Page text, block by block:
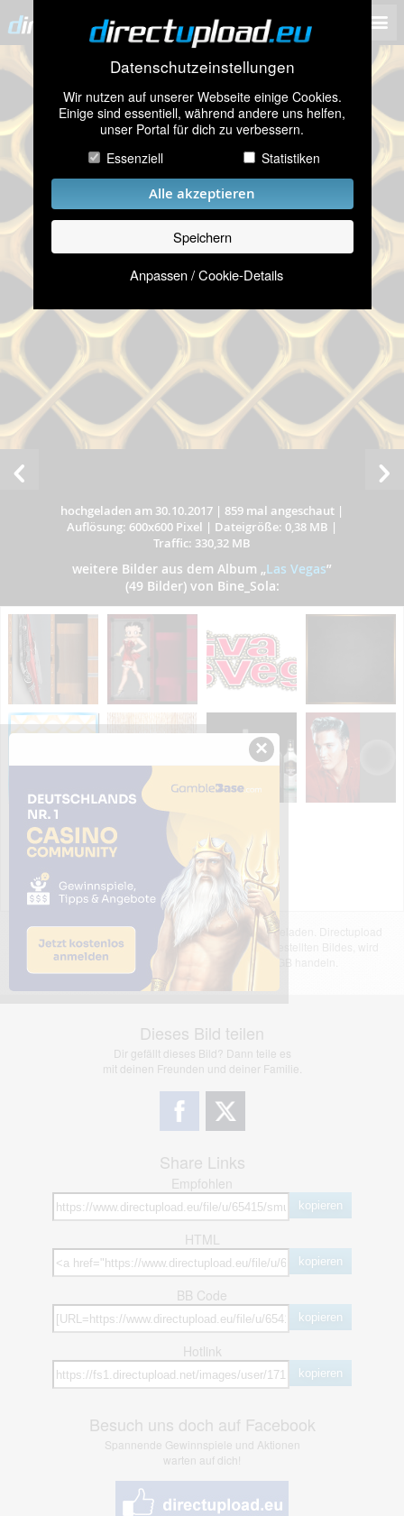
Datenschutzeinstellungen
Wir nutzen auf unserer Webseite einige Cookies.
Einige sind essentiell, während andere uns helfen,
unser Portal für dich zu verbessern.
Essenziell
Statistiken
Alle akzeptieren
Speichern
Anpassen / Cookie-Details
hochgeladen am 30.10.2017 | 859 mal angeschaut |
Auflösung: 600x600 Pixel | Dateigröße: 0,38 MB |
Traffic: 330,32 MB
weitere Bilder aus dem Album „Las Vegas”
(49 Bilder) von Bine_Sola:
Das dargestellte Bild wurde von einem Nutzer hochgeladen. Directupload
übernimmt keinerlei Haftung für den Inhalt des dargestellten Bildes, wird
jedoch bei Verstößen nach §2(3) unserer AGB handeln.
Dieses Bild teilen
Dir gefällt dieses Bild? Dann teile es
mit deinen Freunden und deiner Familie.
Share Links
Empfohlen
kopieren
HTML
kopieren
BB Code
kopieren
Hotlink
kopieren
Besuch uns doch auf Facebook
Spannende Gewinnspiele und Aktionen
warten auf dich!
×